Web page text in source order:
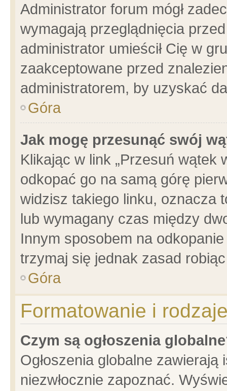
Administrator forum mógł
wymagają przeglądnięcia
administrator umieścił Cię w
zaakceptowane przed
administratorem, by uzyskać
Góra
Jak mogę przesunąć swój
Klikając w link „Przesuń wątek
odkopać go na samą górę
widzisz takiego linku, oznacza
lub wymagany czas między
Innym sposobem na
trzymaj się jednak zasad
Góra
Formatowanie i
Czym są ogłoszenia
Ogłoszenia globalne
niezwłocznie zapoznać.